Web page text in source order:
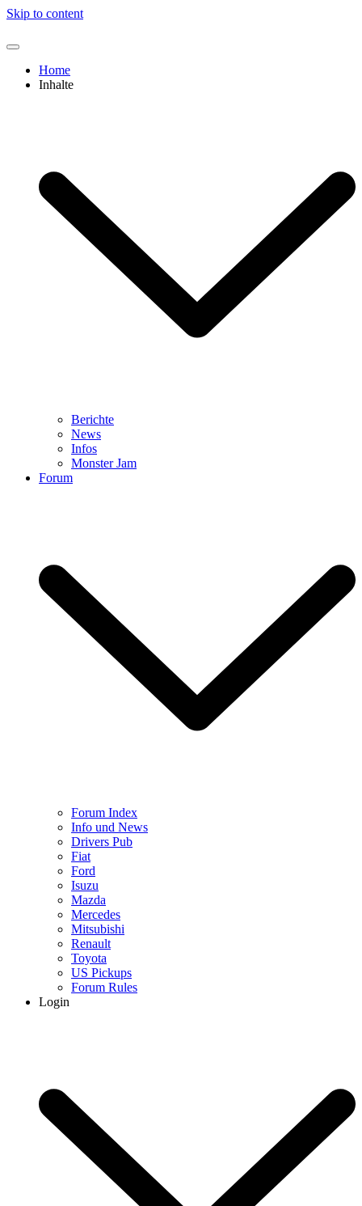
Skip to content
Home
Inhalte
Berichte
News
Infos
Monster Jam
Forum
Forum Index
Info und News
Drivers Pub
Fiat
Ford
Isuzu
Mazda
Mercedes
Mitsubishi
Renault
Toyota
US Pickups
Forum Rules
Login